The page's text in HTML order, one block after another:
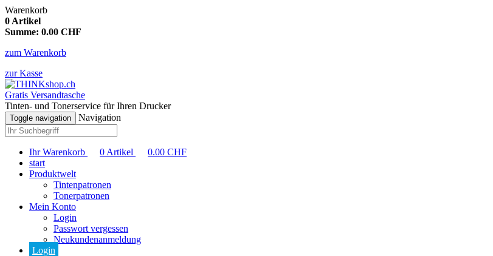
Warenkorb
0 Artikel
Summe: 0.00 CHF
zum Warenkorb
zur Kasse
Gratis Versandtasche
Tinten- und Tonerservice für Ihren Drucker
Toggle navigation Navigation
Ihr Warenkorb 0 Artikel 0.00 CHF
start
Produktwelt
Tintenpatronen
Tonerpatronen
Mein Konto
Login
Passwort vergessen
Neukundenanmeldung
Login